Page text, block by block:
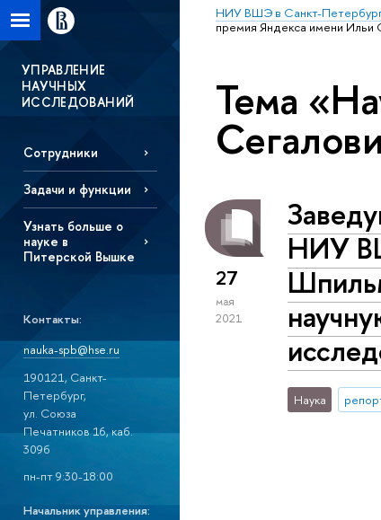
НИУ ВШЭ в Санкт-
премия Яндекса имени Ильи
УПРАВЛЕНИЕ
НАУЧНЫХ
ИССЛЕДОВАНИЙ
Сотрудники
Задачи и функции
Узнать больше о
науке в
Питерской Вышке
Контакты:
nauka-spb@hse.ru
190121, Санкт-
Петербург,
ул. Союза
Печатников 16, каб.
309б
пн-пт 9:30-18:00
Начальник управления:
Тема
27
мая
2021
НИУ
Наука